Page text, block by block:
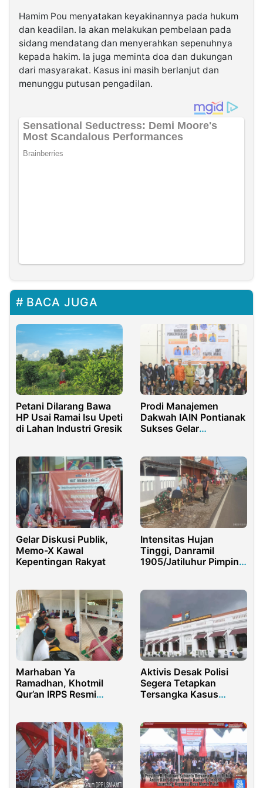
Hamim Pou menyatakan keyakinannya pada hukum
dan keadilan. Ia akan melakukan pembelaan pada
sidang mendatang dan menyerahkan sepenuhnya
kepada hakim. Ia juga meminta doa dan dukungan
dari masyarakat. Kasus ini masih berlanjut dan
menunggu putusan pengadilan.
BACA JUGA
Petani Dilarang Bawa
HP Usai Ramai Isu Upeti
di Lahan Industri Gresik
Prodi Manajemen
Dakwah IAIN Pontianak
Sukses Gelar
Gelar Diskusi Publik,
Memo-X Kawal
Kepentingan Rakyat
Intensitas Hujan
Tinggi, Danramil
1905/Jatiluhur Pimpin
Marhaban Ya
Ramadhan, Khotmil
Qur’an IRPS Resmi
Aktivis Desak Polisi
Segera Tetapkan
Tersangka Kasus